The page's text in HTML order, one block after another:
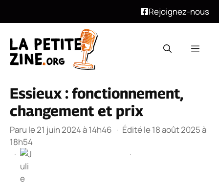
Rejoignez-nous
contenu
Essieux : fonctionnement,
changement et prix
Paru le 21 juin 2024 à 14h46 · Édité le 18 août 2025 à
18h54
·
·